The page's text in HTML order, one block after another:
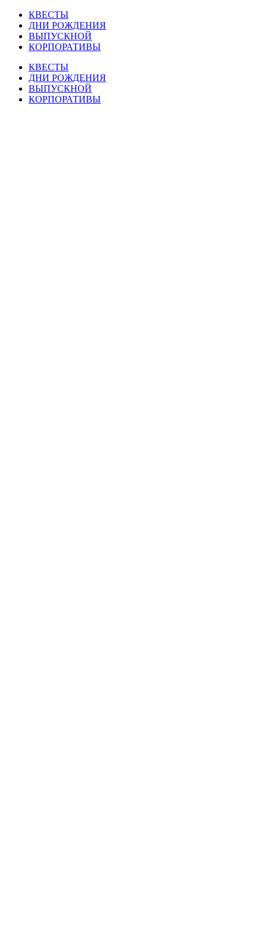
Перейти
содержимому
КВЕСТЫ
ДНИ РОЖДЕНИЯ
ВЫПУСКНОЙ
КОРПОРАТИВЫ
КВЕСТЫ
ДНИ РОЖДЕНИЯ
ВЫПУСКНОЙ
КОРПОРАТИВЫ